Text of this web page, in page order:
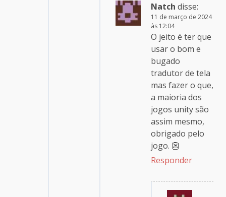
Natch disse:
11 de março de 2024
às 12:04
O jeito é ter que
usar o bom e
bugado
tradutor de tela
mas fazer o que,
a maioria dos
jogos unity são
assim mesmo,
obrigado pelo
jogo. 👺
Responder